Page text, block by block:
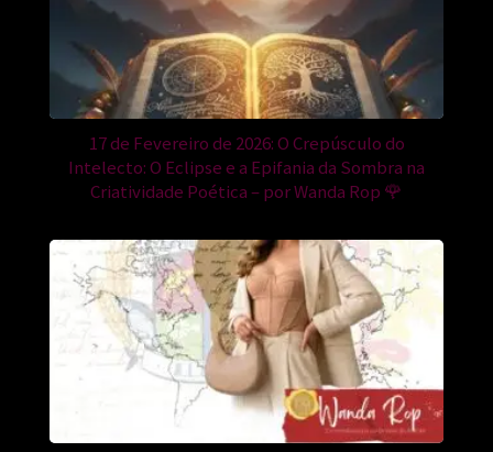
17 de Fevereiro de 2026: O Crepúsculo do
Intelecto: O Eclipse e a Epifania da Sombra na
Criatividade Poética – por Wanda Rop 🌹